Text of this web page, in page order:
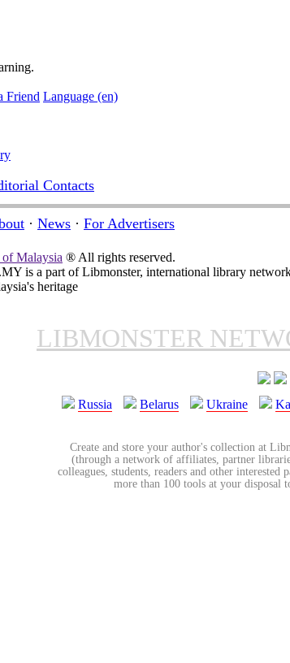
Friend Language (en)
Contacts
· News · For Advertisers
Malaysia ® All rights reserved.
is a part of Libmonster, international library
heritage
LIBMONSTER
Russia
Belarus Ukraine
Create and store your author's collection at
(through a network of affiliates, partner
colleagues, students, readers and other
more than 100 tools at your